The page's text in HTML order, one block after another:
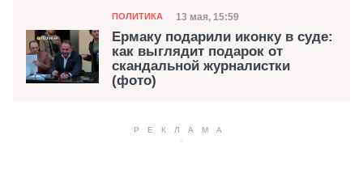
Категория
ПОЛИТИКА Дата публикации
13 мая, 15:59
Ермаку подарили иконку в суде:
как выглядит подарок от
скандальной журналистки
(фото)